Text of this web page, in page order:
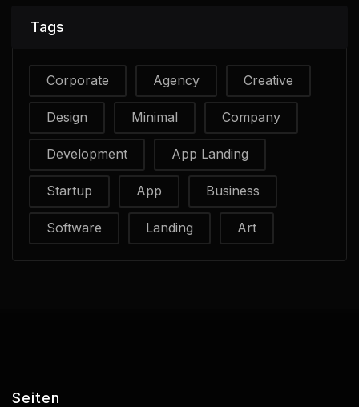
Tags
Corporate Agency Creative
Design Minimal Company
Development App Landing
Startup App Business
Software Landing Art
Seiten